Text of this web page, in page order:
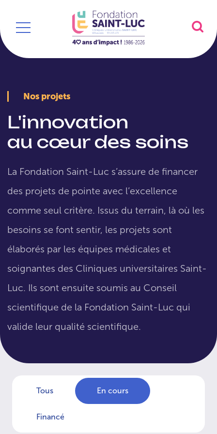
Nos projets
L'innovation
au cœur des soins
La Fondation Saint-Luc s’assure de financer
des projets de pointe avec l’excellence
comme seul critère. Issus du terrain, là où les
besoins se font sentir, les projets sont
élaborés par les équipes médicales et
soignantes des Cliniques universitaires Saint-
Luc. Ils sont ensuite soumis au Conseil
scientifique de la Fondation Saint-Luc qui
valide leur qualité scientifique.
Tous En cours
Financé